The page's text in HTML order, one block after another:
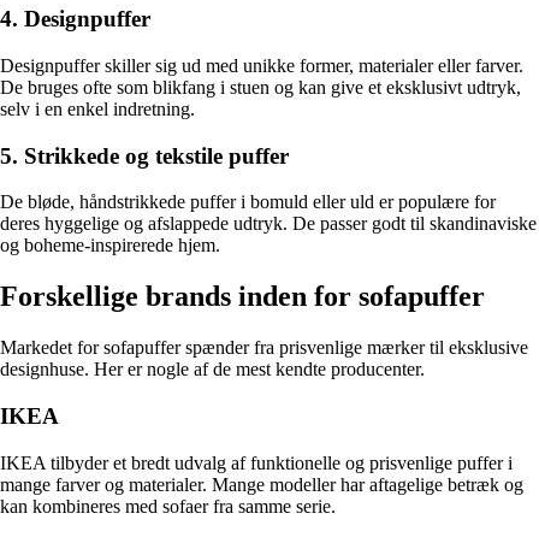
4. Designpuffer
Designpuffer skiller sig ud med unikke former, materialer eller farver.
De bruges ofte som blikfang i stuen og kan give et eksklusivt udtryk,
selv i en enkel indretning.
5. Strikkede og tekstile puffer
De bløde, håndstrikkede puffer i bomuld eller uld er populære for
deres hyggelige og afslappede udtryk. De passer godt til skandinaviske
og boheme-inspirerede hjem.
Forskellige brands inden for sofapuffer
Markedet for sofapuffer spænder fra prisvenlige mærker til eksklusive
designhuse. Her er nogle af de mest kendte producenter.
IKEA
IKEA tilbyder et bredt udvalg af funktionelle og prisvenlige puffer i
mange farver og materialer. Mange modeller har aftagelige betræk og
kan kombineres med sofaer fra samme serie.